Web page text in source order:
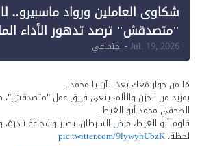
شكاوى العاملين ورواد ماسبيرو..
"متصدقش" ترصد تدهور الأداء
للإعلام"
Jul. 19, 2026- اجتماعي
مَا من حوار مَعك بعدَ الآن يا محمد..
بمزيد من الحزن والألم، ينعى فريق عمل "متصدقش"،
الصحفي محمد أبو الغيط.
قاوم أبو الغيط، مرض السرطان، بصبر وشجاعة نادرة،
لحظة. pic.twitter.com/9lywyhUbzK